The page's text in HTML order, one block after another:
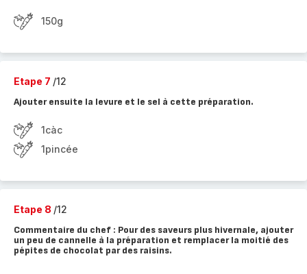
150g
Etape 7 /12
Ajouter ensuite la levure et le sel à cette préparation.
1càc
1pincée
Etape 8 /12
Commentaire du chef : Pour des saveurs plus hivernale, ajouter
un peu de cannelle à la préparation et remplacer la moitié des
pépites de chocolat par des raisins.